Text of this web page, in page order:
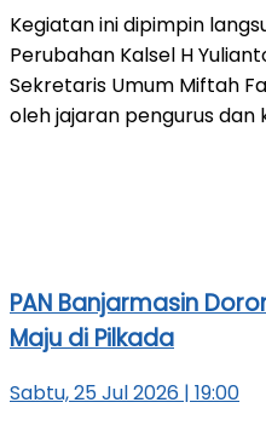
Kegiatan ini dipimpin
Perubahan Kalsel H
Sekretaris Umum Miftah
oleh jajaran pengurus
PAN Banjarmasin
Maju di Pilkada
Sabtu, 25 Jul 2026 | 19:00